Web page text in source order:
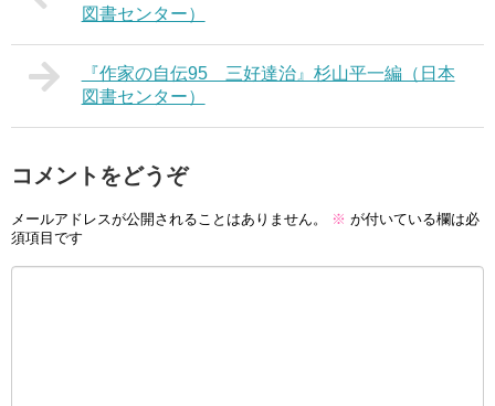
図書センター）
『作家の自伝95 三好達治』杉山平一編（日本
図書センター）
コメントをどうぞ
メールアドレスが公開されることはありません。 ※ が付いている欄は必
須項目です